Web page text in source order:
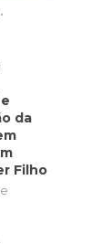
•
da
Filho